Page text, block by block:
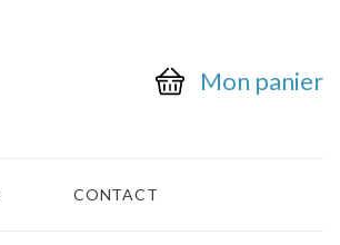
Mon panier
CONTACT